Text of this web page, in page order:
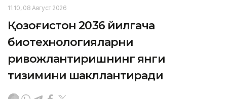
11:10, 08 Август 2026
Қозоғистон 2036 йилгача
биотехнологияларни
ривожлантиришнинг янги
тизимини шакллантиради